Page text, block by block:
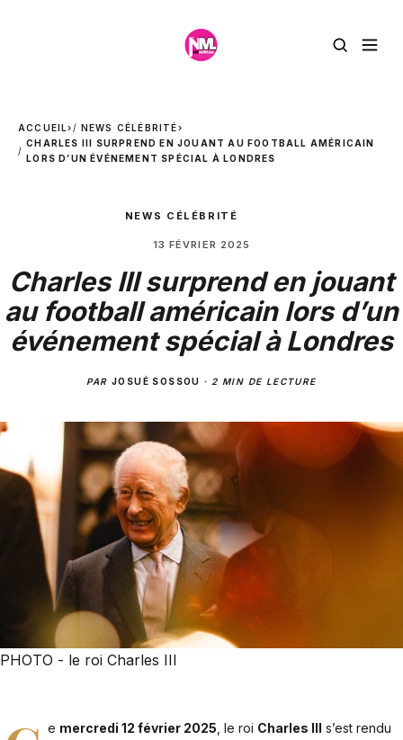
ACCUEIL› NEWS CÉLÉBRITÉ›
CHARLES III SURPREND EN JOUANT AU FOOTBALL AMÉRICAIN
LORS D’UN ÉVÉNEMENT SPÉCIAL À LONDRES
NEWS CÉLÉBRITÉ
13 FÉVRIER 2025
Charles III surprend en jouant
au football américain lors d’un
événement spécial à Londres
PARJOSUÉ SOSSOU · 2 MIN DE LECTURE
PHOTO - le roi Charles III
e mercredi 12 février 2025 , le roi Charles III s’est rendu